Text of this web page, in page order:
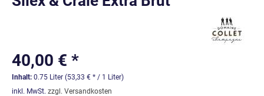
40,00 € *
Inhalt: 0.75 Liter (53,33 € * / 1 Liter)
inkl. MwSt. zzgl. Versandkosten